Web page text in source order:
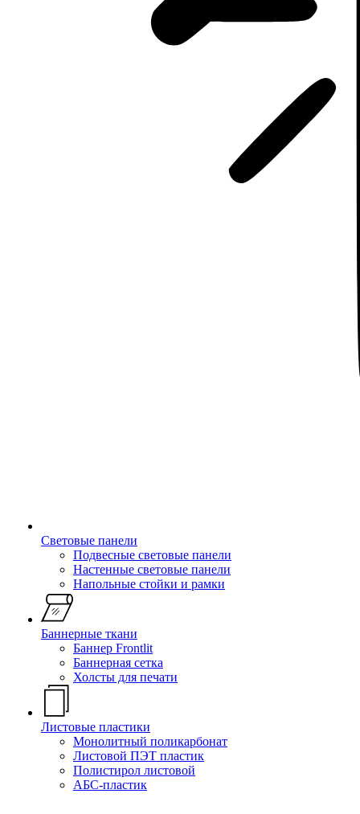
Световые панели
Подвесные световые панели
Настенные световые панели
Напольные стойки и рамки
Баннерные ткани
Баннер Frontlit
Баннерная сетка
Холсты для печати
Листовые пластики
Монолитный поликарбонат
Листовой ПЭТ пластик
Полистирол листовой
АБС-пластик